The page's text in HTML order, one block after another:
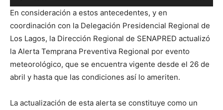
de
audio
En consideración a estos antecedentes, y en
coordinación con la Delegación Presidencial Regional de
Los Lagos, la Dirección Regional de SENAPRED actualizó
la Alerta Temprana Preventiva Regional por evento
meteorológico, que se encuentra vigente desde el 26 de
abril y hasta que las condiciones así lo ameriten.
La actualización de esta alerta se constituye como un